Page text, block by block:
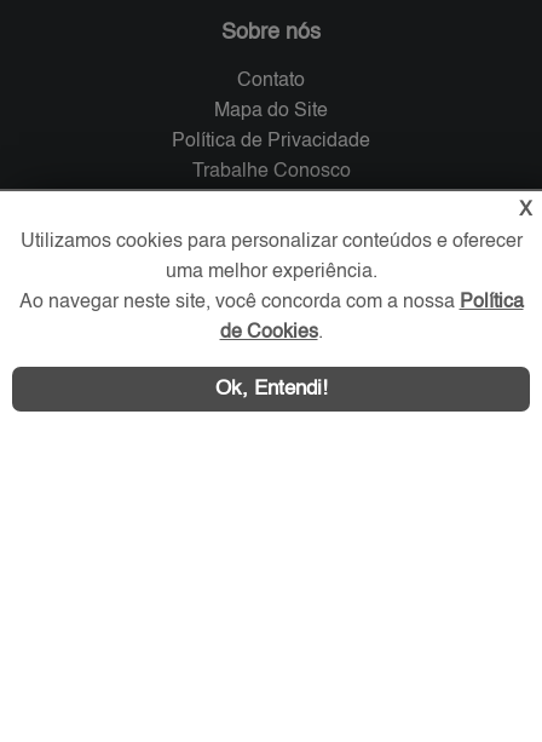
Sobre nós
Contato
Mapa do Site
Política de Privacidade
Trabalhe Conosco
Verificada por
Redes Sociais
X
Utilizamos cookies para personalizar conteúdos e oferecer
uma melhor experiência.
Ao navegar neste site, você concorda com a nossa Política
de Cookies.
Ok, Entendi!